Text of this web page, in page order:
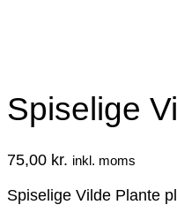
Spiselige
75,00 kr. inkl. moms
Spiselige Vilde Plante